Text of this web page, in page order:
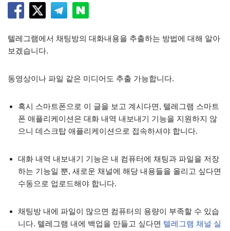
텔레그램에서 채팅방의 대화내용을 추출하는 방법에 대해 알아
보겠습니다.
동영상이나 파일 같은 미디어도 추출 가능합니다.
혹시 스마트폰으로 이 글을 보고 계시다면, 텔레그램 스마트
폰 애플리케이션은 대화 내역 내보내기 기능을 지원하지 않
으니 데스크탑 애플리케이션으로 접속하셔야 합니다.
대화 내역 내보내기 기능은 내 컴퓨터에 채팅과 파일을 저장
하는 기능일 뿐, 새로운 채널에 해당 내용들을 올리고 싶다면
수동으로 업로드해야 합니다.
채팅방 내에 파일이 많으면 컴퓨터의 용량이 부족할 수 있습
니다. 텔레그램 내에 백업을 만들고 싶다면 텔레그램 채널 실